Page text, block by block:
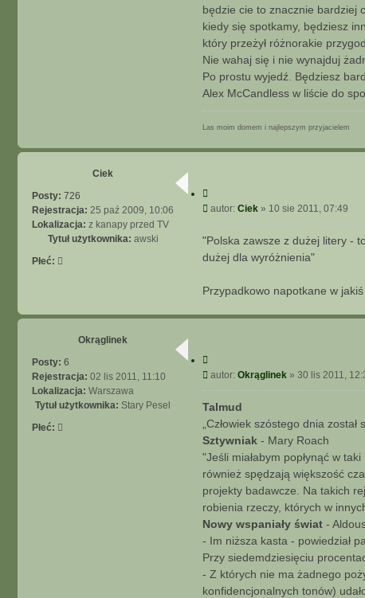
będzie cie to znacznie bardziej
kiedy się spotkamy, będziesz
który przeżył różnorakie
Nie wahaj się i nie wynajduj
Po prostu wyjedź. Będziesz
Alex McCandless w liście do
Las moim domem i najlepszym przyjacielem
Ciek
Posty: 726
Rejestracja: 25 paź 2009, 10:06
Lokalizacja: z kanapy przed TV
Tytuł użytkownika: awski
Płeć:
y
j
P
s
autor: Ciek » 10 sie 2011, 07:49
"Polska zawsze z dużej litery -
dużej dla wyróżnienia"
Przypadkowo napotkane w
Okrąglinek
Posty: 6
Rejestracja: 02 lis 2011, 11:10
Lokalizacja: Warszawa
Tytuł użytkownika: Stary Pesel
Płeć:
y
j
P
o
s
autor: Okrąglinek » 30 lis 2011,
Talmud
„Człowiek szóstego dnia
Sztywniak - Mary Roach
"Jeśli miałabym popłynąć w
również spędzają większość
projekty badawcze. Na takich
robienia rzeczy, których w
Nowy wspaniały świat -
- Im niższa kasta - powiedział
Przy siedemdziesięciu
- Z których nie ma żadnego
konfidencjonalnych tonów)